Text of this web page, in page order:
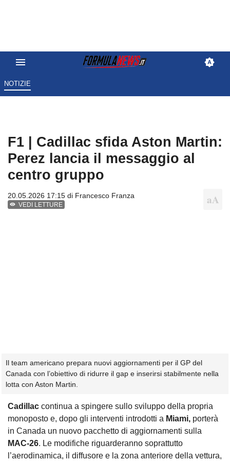
NOTIZIE
F1 | Cadillac sfida Aston Martin:
Perez lancia il messaggio al
centro gruppo
20.05.2026 17:15 di Francesco Franza
VEDI LETTURE
Il team americano prepara nuovi aggiornamenti per il GP del
Canada con l’obiettivo di ridurre il gap e inserirsi stabilmente nella
lotta con Aston Martin.
Cadillac continua a spingere sullo sviluppo della propria
monoposto e, dopo gli interventi introdotti a Miami, porterà
in Canada un nuovo pacchetto di aggiornamenti sulla
MAC-26. Le modifiche riguarderanno soprattutto
l’aerodinamica, il diffusore e la zona anteriore della vettura,